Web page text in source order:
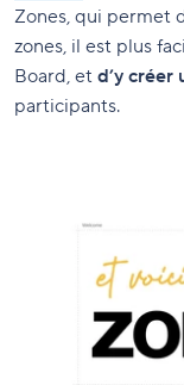
Zones, qui permet
zones, il est plus
Board, et d’y créer
participants.